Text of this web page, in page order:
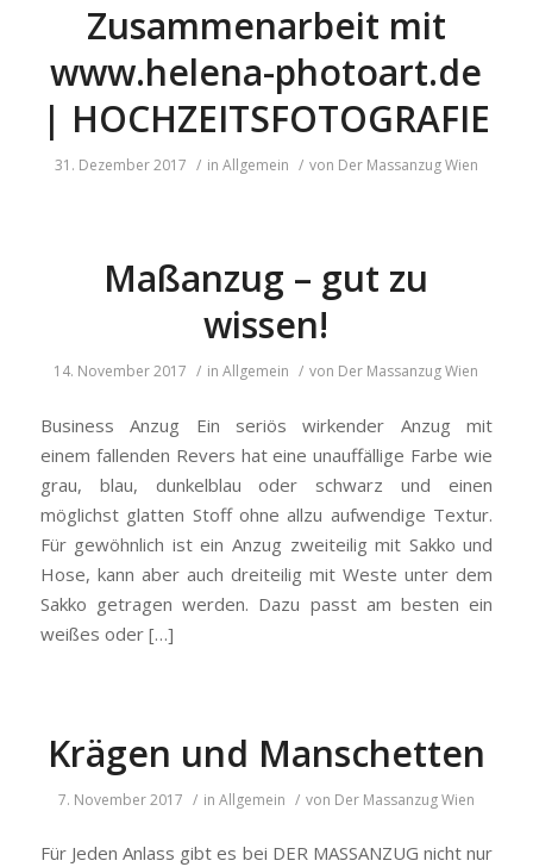
Zusammenarbeit mit
www.helena-photoart.de
| HOCHZEITSFOTOGRAFIE
31. Dezember 2017 / in Allgemein / von Der Massanzug Wien
Maßanzug – gut zu
wissen!
14. November 2017 / inAllgemein / von Der Massanzug Wien
Business Anzug Ein seriös wirkender Anzug mit
einem fallenden Revers hat eine unauffällige Farbe wie
grau, blau, dunkelblau oder schwarz und einen
möglichst glatten Stoff ohne allzu aufwendige Textur.
Für gewöhnlich ist ein Anzug zweiteilig mit Sakko und
Hose, kann aber auch dreiteilig mit Weste unter dem
Sakko getragen werden. Dazu passt am besten ein
weißes oder […]
Krägen und Manschetten
7. November 2017 / in Allgemein / von Der Massanzug Wien
Für Jeden Anlass gibt es bei DER MASSANZUG nicht nur